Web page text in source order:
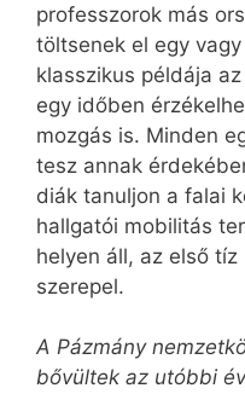
professzorok más
töltsenek el egy
klasszikus példája
egy időben
mozgás is. Minden
tesz annak
diák tanuljon a falai
hallgatói mobilitás
helyen áll, az első
szerepel.
A Pázmány
bővültek az utóbbi